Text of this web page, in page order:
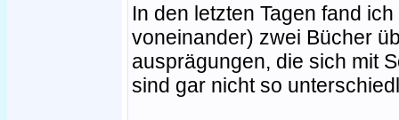
In den letzten Tagen fand
voneinander) zwei Bücher
ausprägungen, die sich mit
sind gar nicht so